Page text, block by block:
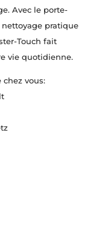
Avec le porte-
pratique
Touch fait
vie quotidienne.
vous: